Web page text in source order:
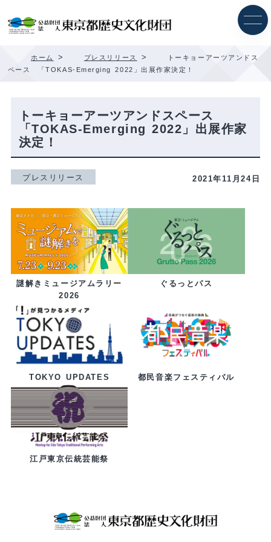
ホーム > プレスリリース >
トーキョーアーツアンドス
ペース 「TOKAS-Emerging 2022」出展作家決定！
トーキョーアーツアンドスペース
「TOKAS-Emerging 2022」出展作家
決定！
プレスリリース 2021年11月24日
謎解きミュージアムラリー
2026
ぐるっとパス
TOKYO UPDATES 都民音楽フェスティバル
江戸東京伝統芸能祭